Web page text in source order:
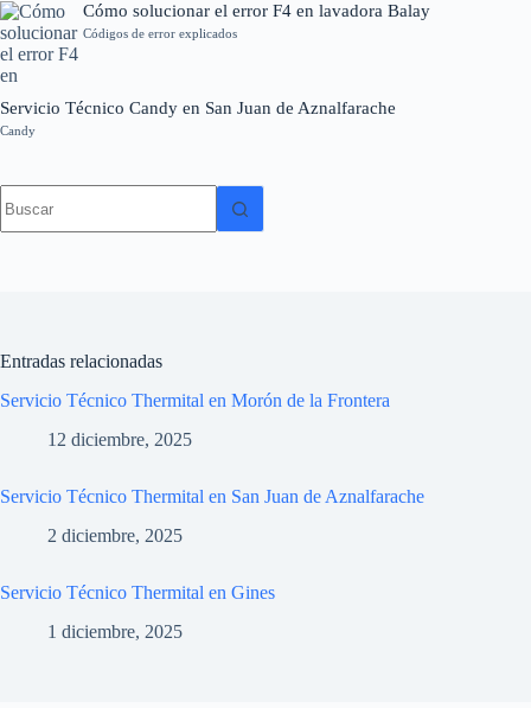
Cómo solucionar el error F4 en lavadora Balay
Códigos de error explicados
Servicio Técnico Candy en San Juan de Aznalfarache
Candy
resultados
Entradas relacionadas
Servicio Técnico Thermital en Morón de la Frontera
12 diciembre, 2025
Servicio Técnico Thermital en San Juan de Aznalfarache
2 diciembre, 2025
Servicio Técnico Thermital en Gines
1 diciembre, 2025